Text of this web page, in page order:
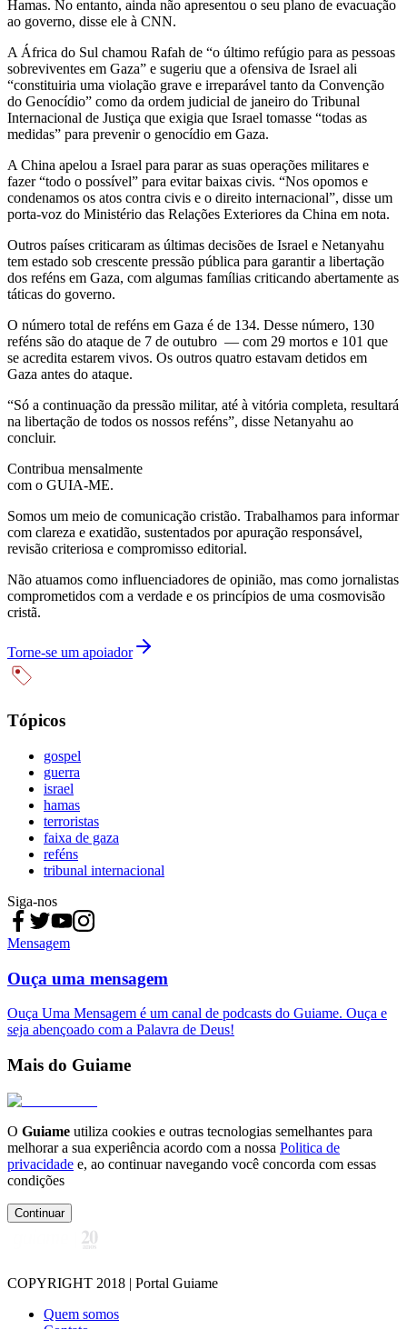
Hamas. No entanto, ainda não apresentou o seu plano de evacuação
ao governo, disse ele à CNN.
A África do Sul chamou Rafah de “o último refúgio para as pessoas
sobreviventes em Gaza” e sugeriu que a ofensiva de Israel ali
“constituiria uma violação grave e irreparável tanto da Convenção
do Genocídio” como da ordem judicial de janeiro do Tribunal
Internacional de Justiça que exigia que Israel tomasse “todas as
medidas” para prevenir o genocídio em Gaza.
A China apelou a Israel para parar as suas operações militares e
fazer “todo o possível” para evitar baixas civis. “Nos opomos e
condenamos os atos contra civis e o direito internacional”, disse um
porta-voz do Ministério das Relações Exteriores da China em nota.
Outros países criticaram as últimas decisões de Israel e Netanyahu
tem estado sob crescente pressão pública para garantir a libertação
dos reféns em Gaza, com algumas famílias criticando abertamente as
táticas do governo.
O número total de reféns em Gaza é de 134. Desse número, 130
reféns são do ataque de 7 de outubro — com 29 mortos e 101 que
se acredita estarem vivos. Os outros quatro estavam detidos em
Gaza antes do ataque.
“Só a continuação da pressão militar, até à vitória completa, resultará
na libertação de todos os nossos reféns”, disse Netanyahu ao
concluir.
Contribua mensalmente
com o GUIA-ME.
Somos um meio de comunicação cristão. Trabalhamos para informar
com clareza e exatidão, sustentados por apuração responsável,
revisão criteriosa e compromisso editorial.
Não atuamos como influenciadores de opinião, mas como jornalistas
comprometidos com a verdade e os princípios de uma cosmovisão
cristã.
Torne-se um apoiador
Tópicos
gospel
guerra
israel
hamas
terroristas
faixa de gaza
reféns
tribunal internacional
Siga-nos
Mensagem
Ouça uma mensagem
Ouça Uma Mensagem é um canal de podcasts do Guiame. Ouça e
seja abençoado com a Palavra de Deus!
Mais do Guiame
O Guiame utiliza cookies e outras tecnologias semelhantes para
melhorar a sua experiência acordo com a nossa Politica de
privacidade e, ao continuar navegando você concorda com essas
condições
Continuar
COPYRIGHT 2018 | Portal Guiame
Quem somos